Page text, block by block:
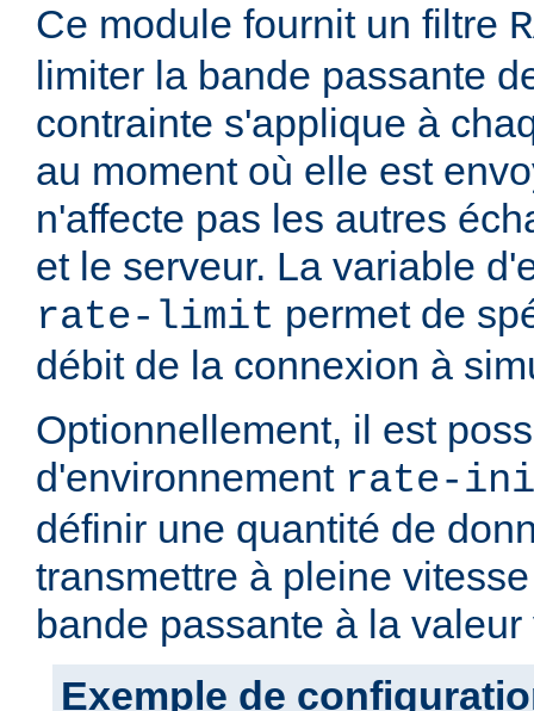
Ce module fournit un filtre
limiter la bande passante
contrainte s'applique à
au moment où elle est
n'affecte pas les autres
et le serveur. La variable
rate-limit permet de
débit de la connexion à
Optionnellement, il est
d'environnement rate-
définir une quantité de
transmettre à pleine
bande passante à la
Exemple de